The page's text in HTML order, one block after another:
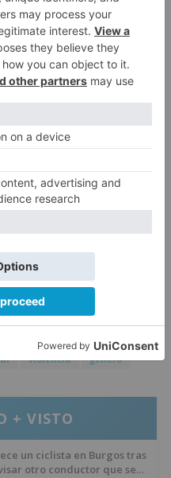
del Colectivo 8 de
reclamado un pacto
partidos políticos
las personas
que a día de hoy
Además ha
implantar una
igualdad entre
violencia género
+ VISTO
un ciclista en Burgos tras
otro conductor que se